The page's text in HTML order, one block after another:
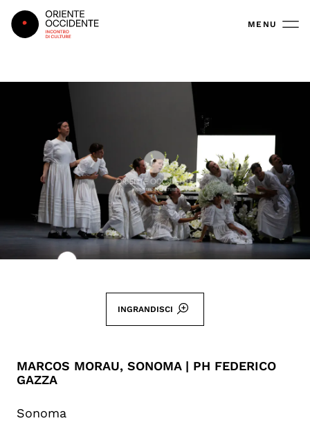
Oriente Occidente MENU
INGRANDISCI
MARCOS MORAU, SONOMA | PH FEDERICO
GAZZA
Sonoma